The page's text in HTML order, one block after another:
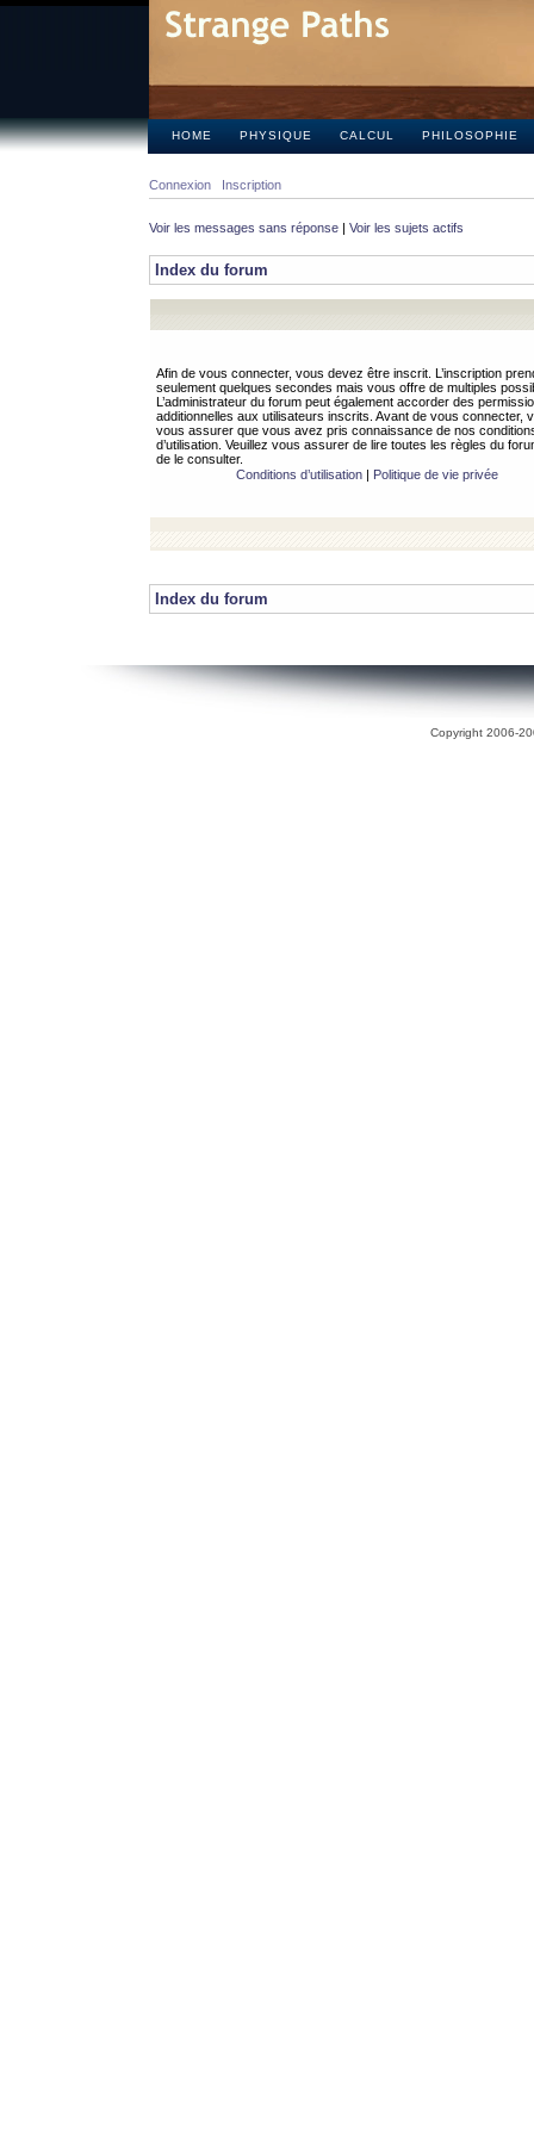
HOME PHYSIQUE CALCUL PHILOSOPHIE
Connexion Inscription
Voir les messages sans réponse | Voir les sujets actifs
Index du forum
Afin de vous connecter, vous devez être inscrit. L’inscription
seulement quelques secondes mais vous offre de multiples
L’administrateur du forum peut également accorder des
additionnelles aux utilisateurs inscrits. Avant de vous connecter,
vous assurer que vous avez pris connaissance de nos
d’utilisation. Veuillez vous assurer de lire toutes les règles du
de le consulter.
Conditions d’utilisation| Politique de vie privée
Index du forum
Copyright 2006-